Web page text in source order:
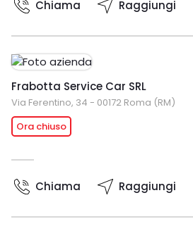
Chiama Raggiungi
Frabotta Service Car SRL
Via Ferentino, 34 - 00172 Roma (RM)
Ora chiuso
Chiama Raggiungi